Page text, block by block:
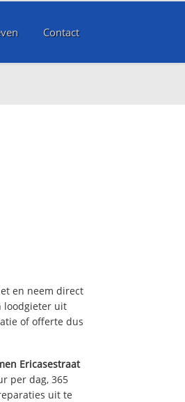
Contact
en neem direct
loodgieter uit
of offerte dus
Ericasestraat
per dag, 365
uit te